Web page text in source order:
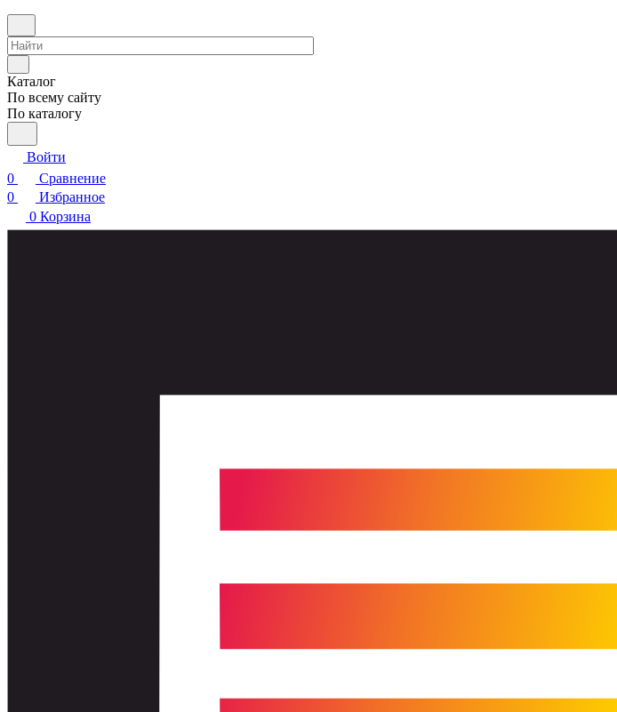
Каталог
По всему сайту
По каталогу
Войти
0
Сравнение
0
Избранное
0 Корзина